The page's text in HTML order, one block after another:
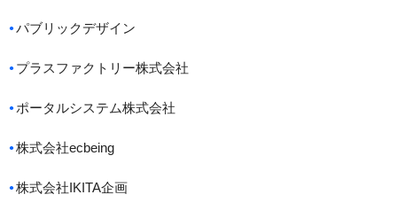
パブリックデザイン
プラスファクトリー株式会社
ポータルシステム株式会社
株式会社ecbeing
株式会社IKITA企画